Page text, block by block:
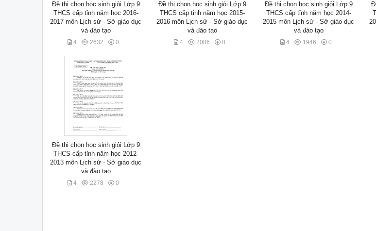
Đề thi chọn học sinh giỏi Lớp 9
THCS cấp tỉnh năm học 2016-
2017 môn Lịch sử - Sở giáo dục
và đào tạo
4 2632 0
Đề thi chọn học sinh giỏi Lớp 9
THCS cấp tỉnh năm học 2015-
2016 môn Lịch sử - Sở giáo dục
và đào tạo
4 2086 0
Đề thi chọn học sinh giỏi Lớp 9
THCS cấp tỉnh năm học 2014-
2015 môn Lịch sử - Sở giáo dục
và đào tạo
4 1946 0
Đề thi chọn học sinh giỏi Lớp 9
THCS cấp tỉnh năm học 2012-
2013 môn Lịch sử - Sở giáo dục
và đào tạo
4 2278 0